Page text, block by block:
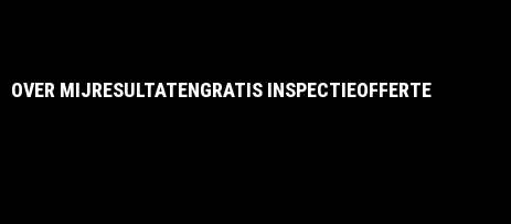
OVER MIJRESULTATENGRATIS INSPECTIEOFFERTE